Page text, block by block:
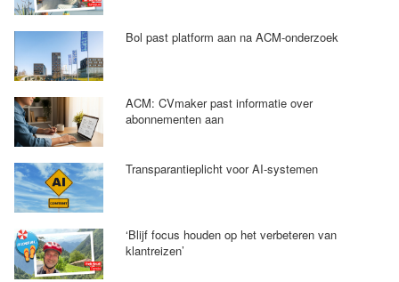
Bol past platform aan na ACM-onderzoek
ACM: CVmaker past informatie over
abonnementen aan
Transparantieplicht voor AI-systemen
‘Blijf focus houden op het verbeteren van
klantreizen’